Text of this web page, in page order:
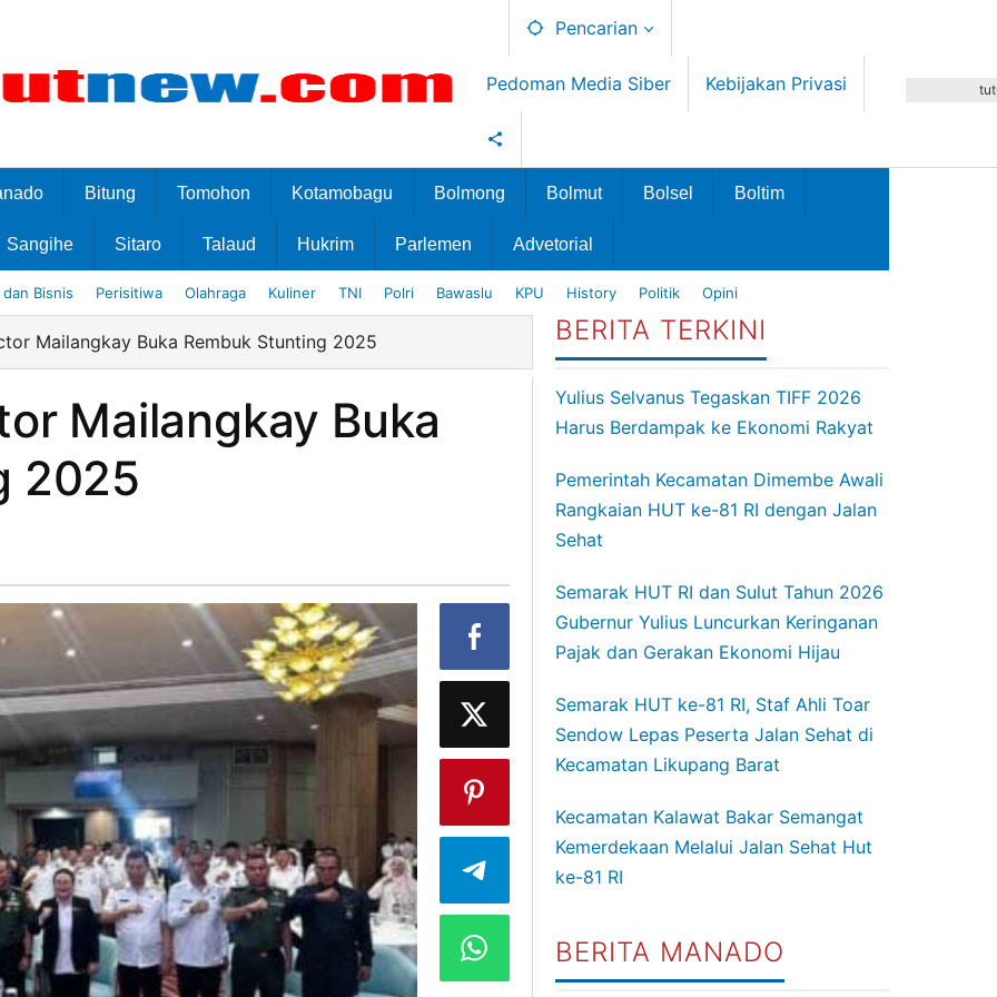
Pencarian
Pedoman Media Siber Kebijakan Privasi
Bitung Tomohon Kotamobagu Bolmong Bolmut Bolsel Boltim
Sangihe Sitaro Talaud Hukrim Parlemen Advetorial
Bisnis Perisitiwa Olahraga Kuliner TNI Polri Bawaslu KPU History Politik Opini
Mailangkay Buka Rembuk Stunting 2025
Mailangkay Buka
2025
BERITA TERKINI
Yulius Selvanus Tegaskan TIFF 2026
Harus Berdampak ke Ekonomi Rakyat
Pemerintah Kecamatan Dimembe Awali
Rangkaian HUT ke-81 RI dengan Jalan
Sehat
Semarak HUT RI dan Sulut Tahun 2026
Gubernur Yulius Luncurkan Keringanan
Pajak dan Gerakan Ekonomi Hijau
Semarak HUT ke-81 RI, Staf Ahli Toar
Sendow Lepas Peserta Jalan Sehat di
Kecamatan Likupang Barat
Kecamatan Kalawat Bakar Semangat
Kemerdekaan Melalui Jalan Sehat Hut
ke-81 RI
BERITA MANADO